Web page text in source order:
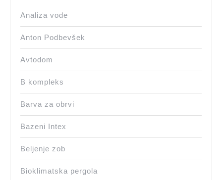
Analiza vode
Anton Podbevšek
Avtodom
B kompleks
Barva za obrvi
Bazeni Intex
Beljenje zob
Bioklimatska pergola